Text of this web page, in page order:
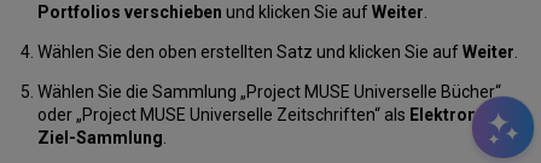
Portfolios verschieben und klicken Sie aufWeiter
Wählen Sie den oben erstellten Satz und klicken Sie aufWeiter
Wählen Sie die Sammlung „Project MUSE Universelle Bücher“
oder „Project MUSE Universelle Zeitschriften“ als Elektronische
Ziel-Sammlung